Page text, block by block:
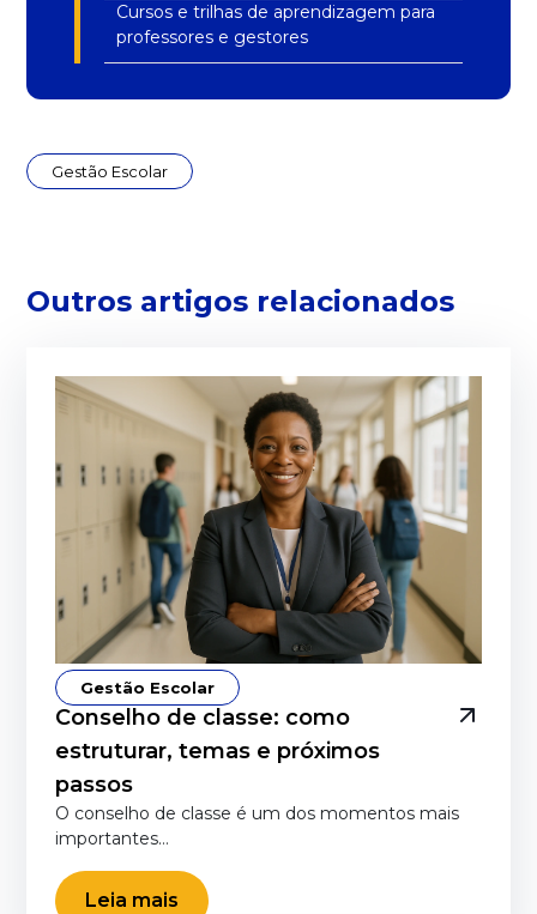
Cursos e trilhas de aprendizagem para
professores e gestores
Gestão Escolar
Outros artigos relacionados
Gestão Escolar
Conselho de classe: como
estruturar, temas e próximos
passos
O conselho de classe é um dos momentos mais
importantes…
Leia mais